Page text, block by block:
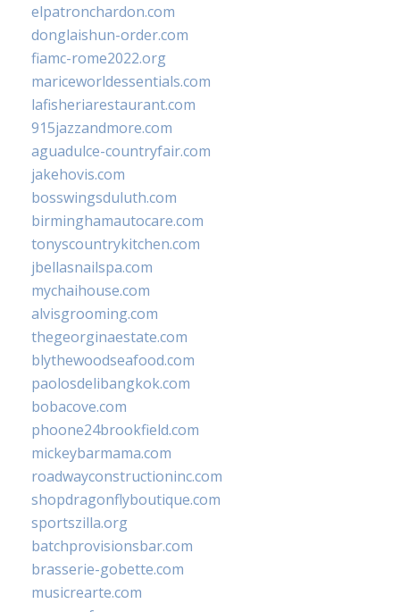
elpatronchardon.com
donglaishun-order.com
fiamc-rome2022.org
mariceworldessentials.com
lafisheriarestaurant.com
915jazzandmore.com
aguadulce-countryfair.com
jakehovis.com
bosswingsduluth.com
birminghamautocare.com
tonyscountrykitchen.com
jbellasnailspa.com
mychaihouse.com
alvisgrooming.com
thegeorginaestate.com
blythewoodseafood.com
paolosdelibangkok.com
bobacove.com
phoone24brookfield.com
mickeybarmama.com
roadwayconstructioninc.com
shopdragonflyboutique.com
sportszilla.org
batchprovisionsbar.com
brasserie-gobette.com
musicrearte.com